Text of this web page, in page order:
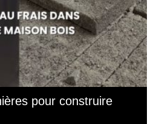
pour construire